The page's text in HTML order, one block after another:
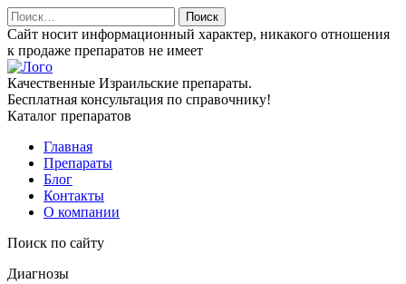
Найти:
Сайт носит информационный характер, никакого отношения
к продаже препаратов не имеет
Качественные Израильские препараты.
Бесплатная консультация по справочнику!
Каталог препаратов
Главная
Препараты
Блог
Контакты
О компании
Поиск по сайту
Диагнозы